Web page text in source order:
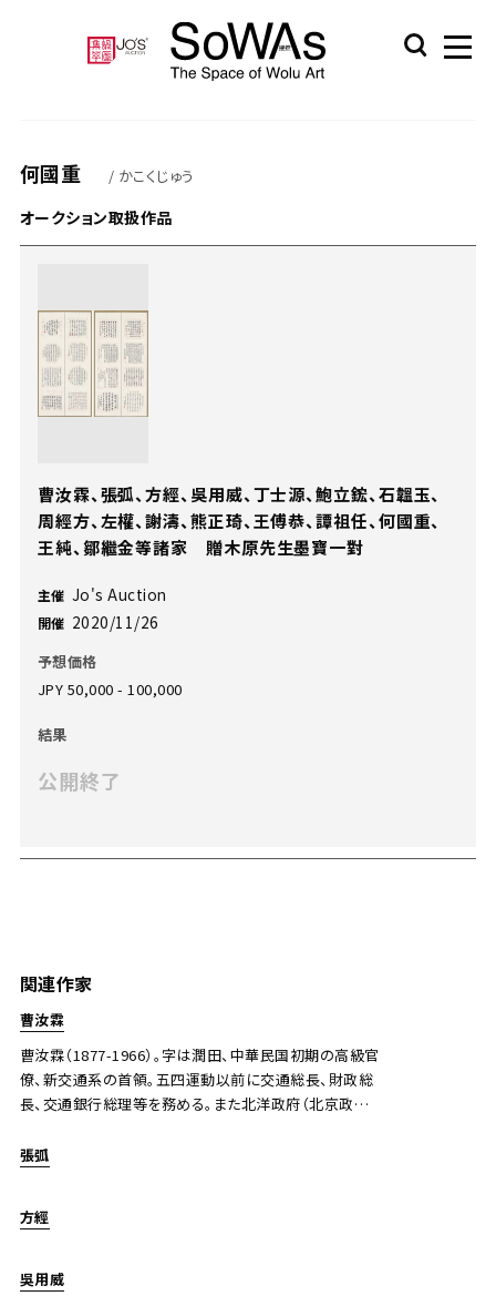
何國重 / かこくじゅう
関連作家
曹汝霖
曹汝霖（1877-1966）。字は潤田、中華民国初期の高級官
僚、新交通系の首領。五四運動以前に交通総長、財政総
長、交通銀行総理等を務める。また北洋政府（北京政府）
張弧
方經
吳用威
オークション取扱作品
曹汝霖、張弧、方經、吳用威、丁士源、鮑立鋐、石韞玉、
周經方、左權、謝濤、熊正琦、王傅恭、譚祖任、何國重、
王純、鄒繼金等諸家 贈木原先生墨寶一對
主催 Jo's Auction
開催 2020/11/26
予想価格
JPY 50,000 - 100,000
結果
公開終了